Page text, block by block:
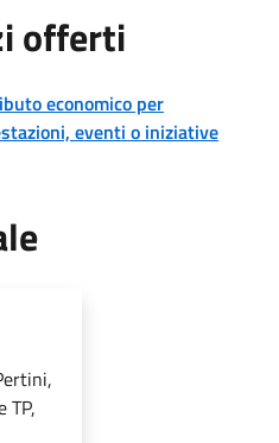
offerti
economico per
eventi o iniziative
TP,